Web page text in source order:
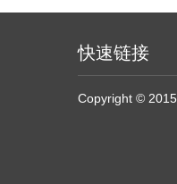
快速链接
Copyright ©